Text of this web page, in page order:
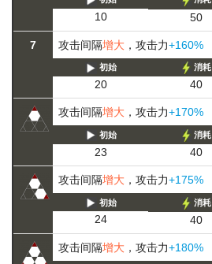
10 50
7 攻击间隔增大 ，攻击力+160%
初始
20
消耗
40
攻击间隔增大 ，攻击力+170%
初始
23
消耗
40
攻击间隔增大 ，攻击力+175%
初始
24
消耗
40
攻击间隔增大 ，攻击力+180%